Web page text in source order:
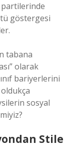
göstergesi
tabana
olarak
bariyerlerini
oldukça
sosyal
Stile